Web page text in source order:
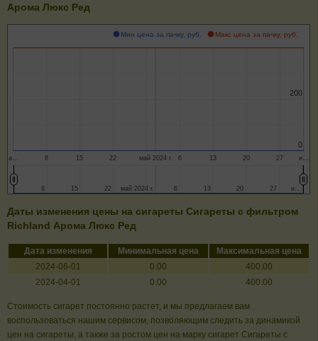
Арома Люкс Ред
Мин цена за пачку, руб. Макс цена за пачку, руб.
а… май 2024 г. и…
8 15 22 6 13 20 27
0
0
200
200
май 2024 г.
май 2024 г. и…
и…
8
8 15
15 22
22 6
6 13
13 20
20 27
27
Даты изменения цены на сигареты Сигареты с фильтром
Richland Арома Люкс Ред
Дата изменения Минимальная цена
Максимальная цена
2024-06-01
0.00
400.00
2024-04-01
0.00 400.00
Стоимость сигарет постоянно растет, и мы предлагаем вам
воспользоваться нашим сервисом, позволяющим следить за динамикой
цен на сигареты, а также за ростом цен на марку сигарет Сигареты с